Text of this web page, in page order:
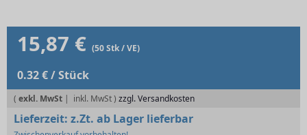
15,87 € (50 Stk / VE)
0.32 € / Stück
( exkl. MwSt | zzgl. Versandkosten
Lieferzeit: z.Zt. ab Lager lieferbar